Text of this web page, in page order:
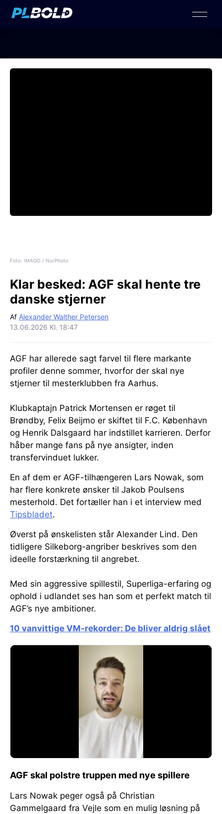
Foto: IMAGO / NurPhoto
Klar besked: AGF skal hente tre
danske stjerner
Af Alexander Walther Petersen
13.06.2026 Kl. 18:47
AGF har allerede sagt farvel til flere markante
profiler denne sommer, hvorfor der skal nye
stjerner til mesterklubben fra Aarhus.
Klubkaptajn Patrick Mortensen er røget til
Brøndby, Felix Beijmo er skiftet til F.C. København
og Henrik Dalsgaard har indstillet karrieren. Derfor
håber mange fans på nye ansigter, inden
transfervinduet lukker.
En af dem er AGF-tilhængeren Lars Nowak, som
har flere konkrete ønsker til Jakob Poulsens
mesterhold. Det fortæller han i et interview med
Tipsbladet.
Øverst på ønskelisten står Alexander Lind. Den
tidligere Silkeborg-angriber beskrives som den
ideelle forstærkning til angrebet.
Med sin aggressive spillestil, Superliga-erfaring og
ophold i udlandet ses han som et perfekt match til
AGF’s nye ambitioner.
10 vanvittige VM-rekorder: De bliver aldrig slået
AGF skal polstre truppen med nye spillere
Lars Nowak peger også på Christian
Gammelgaard fra Vejle som en mulig løsning på